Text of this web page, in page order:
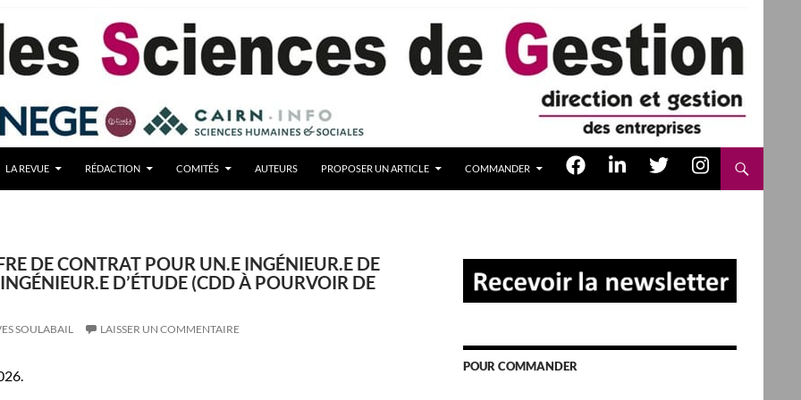
LA REVUE RÉDACTION COMITÉS AUTEURS PROPOSER UN ARTICLE COMMANDER
DE CONTRAT POUR UN.E INGÉNIEUR.E DE
D’ÉTUDE (CDD À POURVOIR DE
SOULABAIL LAISSER UN COMMENTAIRE
POUR COMMANDER